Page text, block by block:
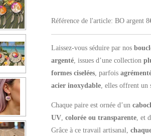
Référence de l'article: BO argent
Laissez-vous séduire par nos
argenté , issues d’une collection
formes ciselées , parfois
acier inoxydable , elles offrent
Chaque paire est ornée d’un
UV colorée ou transparente , et
Grâce à ce travail artisanal,